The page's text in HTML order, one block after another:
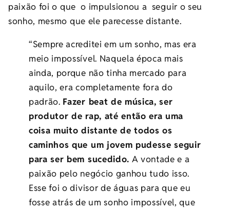
paixão foi o que o impulsionou a seguir o seu
sonho, mesmo que ele parecesse distante.
“Sempre acreditei em um sonho, mas era
meio impossível. Naquela época mais
ainda, porque não tinha mercado para
aquilo, era completamente fora do
padrão. Fazer beat de música, ser
produtor de rap, até então era uma
coisa muito distante de todos os
caminhos que um jovem pudesse seguir
para ser bem sucedido. A vontade e a
paixão pelo negócio ganhou tudo isso.
Esse foi o divisor de águas para que eu
fosse atrás de um sonho impossível, que